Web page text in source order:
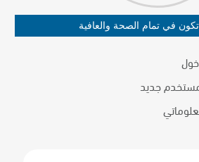
في تمام الصحة والعافية
جديد